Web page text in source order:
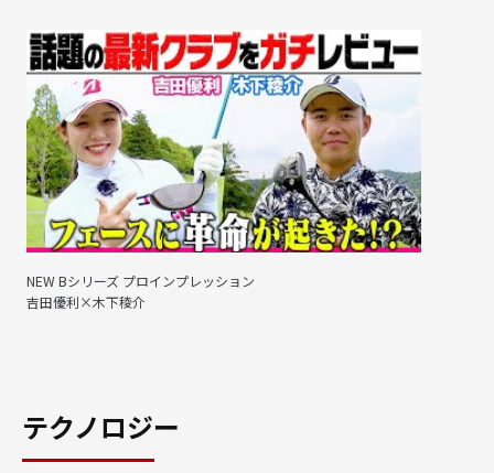
NEW Bシリーズ プロインプレッション
吉田優利×木下稜介
テクノロジー